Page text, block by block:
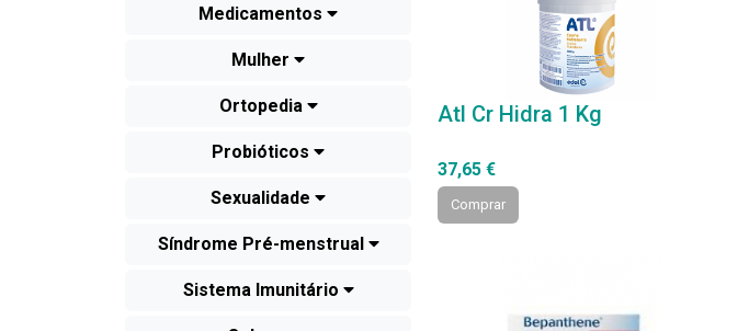
Medicamentos
Mulher
Ortopedia
Probióticos
Sexualidade
Síndrome Pré-menstrual
Sistema Imunitário
Atl Cr Hidra 1 Kg
37,65 €
Comprar